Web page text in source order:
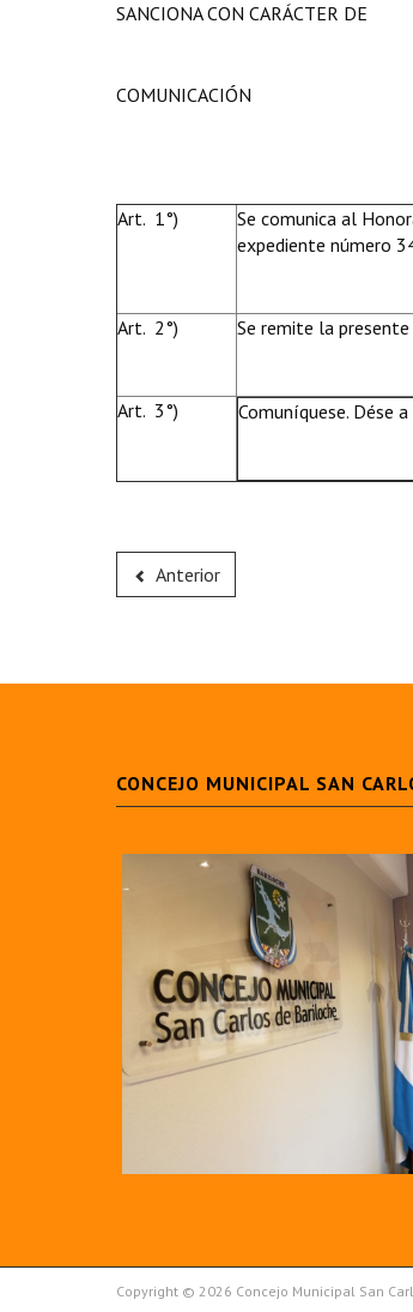
SANCIONA CON CARÁCTER DE
COMUNICACIÓN
Art. 1°)
Se comunica al
expediente número
Art. 2°) Se remite la
Art. 3°) Comuníquese. Dése
Anterior
CONCEJO MUNICIPAL SAN
Copyright © 2026 Concejo Municipal San